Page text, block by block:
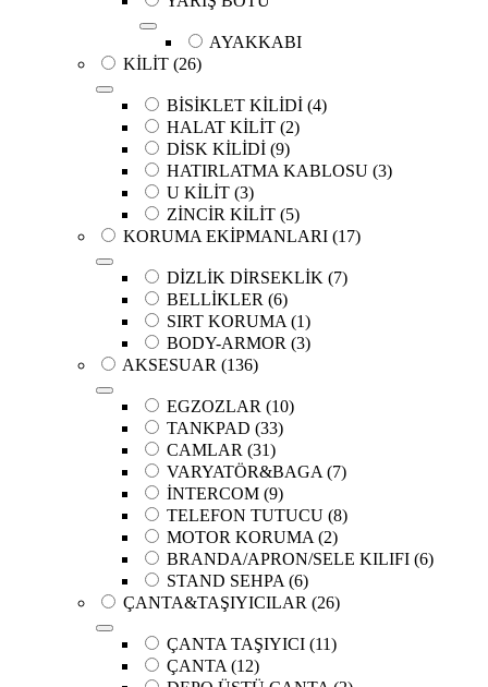
AYAKKABI
KİLİT (26)
BİSİKLET KİLİDİ (4)
HALAT KİLİT (2)
DİSK KİLİDİ (9)
HATIRLATMA KABLOSU (3)
U KİLİT (3)
ZİNCİR KİLİT (5)
KORUMA EKİPMANLARI (17)
DİZLİK DİRSEKLİK (7)
BELLİKLER (6)
SIRT KORUMA (1)
BODY-ARMOR (3)
AKSESUAR (136)
EGZOZLAR (10)
TANKPAD (33)
CAMLAR (31)
VARYATÖR&BAGA (7)
İNTERCOM (9)
TELEFON TUTUCU (8)
MOTOR KORUMA (2)
BRANDA/APRON/SELE KILIFI (6)
STAND SEHPA (6)
ÇANTA&TAŞIYICILAR (26)
ÇANTA TAŞIYICI (11)
ÇANTA (12)